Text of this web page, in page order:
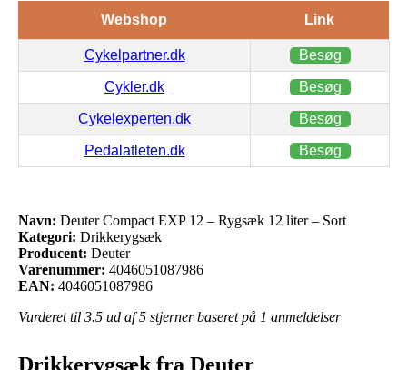
Webshop Link
Cykelpartner.dk Besøg
Cykler.dk Besøg
Cykelexperten.dk Besøg
Pedalatleten.dk Besøg
Navn: Deuter Compact EXP 12 – Rygsæk 12 liter – Sort
Kategori: Drikkerygsæk
Producent: Deuter
Varenummer: 4046051087986
EAN: 4046051087986
Vurderet til 3.5 ud af 5 stjerner baseret på 1 anmeldelser
Drikkerygsæk fra Deuter